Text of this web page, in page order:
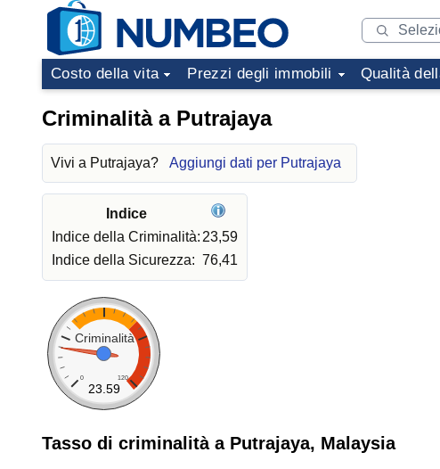
Costo della vita Prezzi degli immobili Qualità
Criminalità a Putrajaya
Vivi a Putrajaya? Aggiungi dati per Putrajaya
Indice
Indice della Criminalità: 23,59
Indice della Sicurezza: 76,41
Criminalità
0 120
23.59
Tasso di criminalità a Putrajaya, Malaysia